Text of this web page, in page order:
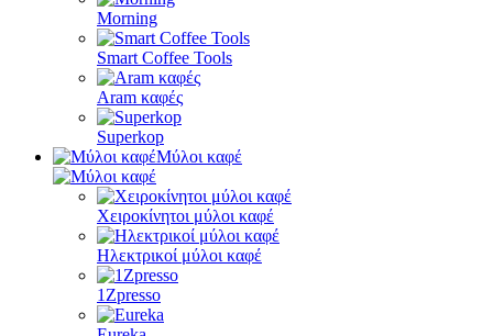
Morning
Smart Coffee Tools
Aram καφές
Superkop
Μύλοι καφέ
Χειροκίνητοι μύλοι καφέ
Ηλεκτρικοί μύλοι καφέ
1Zpresso